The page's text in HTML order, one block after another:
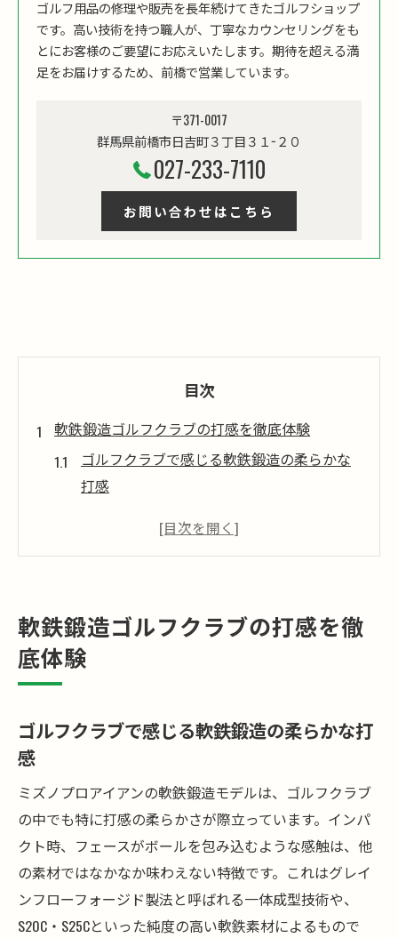
ゴルフ用品の修理や販売を長年続けてきたゴルフショップ
です。高い技術を持つ職人が、丁寧なカウンセリングをも
とにお客様のご要望にお応えいたします。期待を超える満
足をお届けするため、前橋で営業しています。
〒371-0017
群馬県前橋市日吉町３丁目３１−２０
027-233-7110
お問い合わせはこちら
目次
軟鉄鍛造ゴルフクラブの打感を徹底体験
ゴルフクラブで感じる軟鉄鍛造の柔らかな
打感
打感の違いを体感できるゴルフクラブ選び
ゴルフクラブの軟鉄鍛造打感が上達に与え
る影響
ミズノプロアイアンが放つ操作性の真価とは
操作性の特長
ミズノプロアイアン軟鉄鍛造が生む自在な
操作性を検証
上級者が選ぶゴルフクラブ操作性の決め手
軟鉄鍛造ゴルフクラブの打感を徹
底体験
ゴルフクラブで感じる軟鉄鍛造の柔らかな打
感
ミズノプロアイアンの軟鉄鍛造モデルは、ゴルフクラブ
の中でも特に打感の柔らかさが際立っています。インパ
クト時、フェースがボールを包み込むような感触は、他
の素材ではなかなか味わえない特徴です。これはグレイ
ンフローフォージド製法と呼ばれる一体成型技術や、
S20C・S25Cといった純度の高い軟鉄素材によるもので